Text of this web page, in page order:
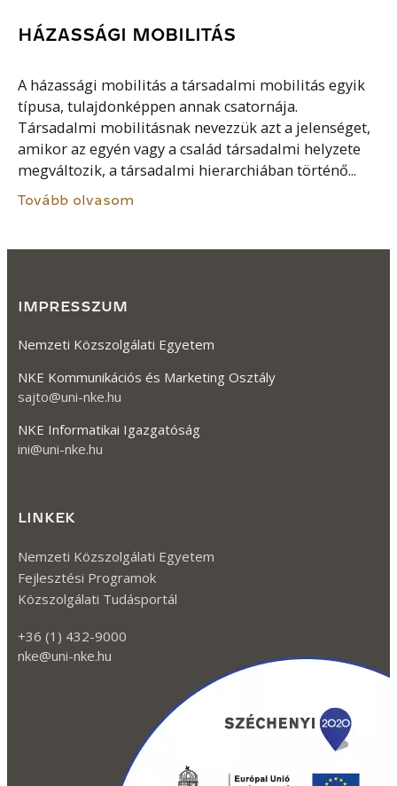
HÁZASSÁGI MOBILITÁS
A házassági mobilitás a társadalmi mobilitás egyik
típusa, tulajdonképpen annak csatornája.
Társadalmi mobilitásnak nevezzük azt a jelenséget,
amikor az egyén vagy a család társadalmi helyzete
megváltozik, a társadalmi hierarchiában történő...
Tovább olvasom
Az a folyamat, amelynek során a társadalom tagja
elsajátítja a társadalmi normákat és értékeket,
megtanulja a különféle társadalmi szerepekben
elvárható viselkedést. A szocializáció nagy része a
gyermekkorban történik, de a...
Tovább olvasom
választja el a különböző társadalmi vagy etnikai
csoportokat. Az intézményes rasszizmus
leglátványosabb példája. Jellemzően más, így
eredményez a hátrányosabban érintett
TÁRSADALMI CSOPORT